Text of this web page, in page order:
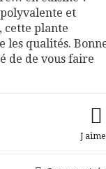
et
cette plante
les qualités.
de de vous faire
J